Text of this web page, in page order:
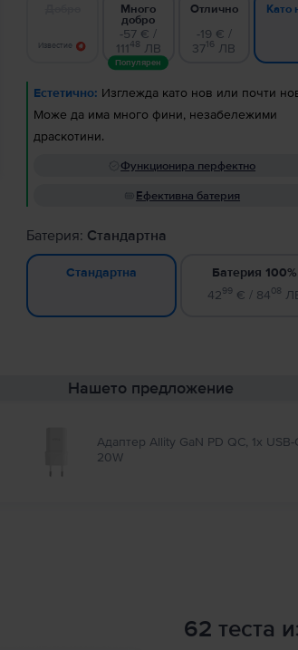
Известие
Много
добро
-57 € /
11148 ЛВ
Популярен
Отлично
-19 € /
3716 ЛВ
Като
Естетично: Изглежда като нов или почти
Може да има много фини, незабележими
драскотини.
Функционира перфектно
Ефективна батерия
Батерия: Стандартна
Стандартна
Батерия 100%
4299€ / 8408
Нашето предложение
Адаптер Allity GaN PD QC, 1x USB-
20W
62 теста